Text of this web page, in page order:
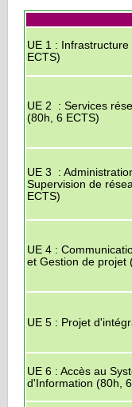
UE 1 :
ECTS)
UE 2 : Services
(80h, 6 ECTS)
UE 3 :
Supervision de
ECTS)
UE 4 :
et Gestion de projet
UE 5 : Projet
UE 6 : Accès au
d'Information (80h,